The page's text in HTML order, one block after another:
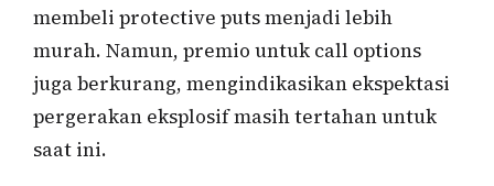
membeli protective puts menjadi lebih
murah. Namun, premio untuk call options
juga berkurang, mengindikasikan ekspektasi
pergerakan eksplosif masih tertahan untuk
saat ini.